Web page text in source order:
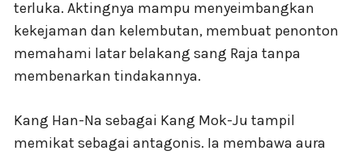
terluka. Aktingnya mampu menyeimbangkan
kekejaman dan kelembutan, membuat penonton
memahami latar belakang sang Raja tanpa
membenarkan tindakannya.
Kang Han-Na sebagai Kang Mok-Ju tampil
memikat sebagai antagonis. Ia membawa aura